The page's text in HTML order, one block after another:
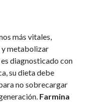
más vitales,
metabolizar
diagnosticado con
su dieta debe
no sobrecargar
Farmina